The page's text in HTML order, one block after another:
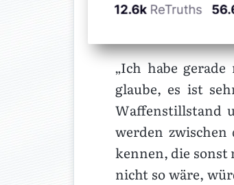
„Ich habe
glaube, es ist
Waffenstillstand
werden
kennen, die sonst
nicht so wäre,